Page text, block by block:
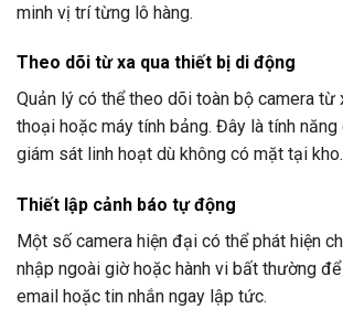
minh vị trí từng lô hàng.
Theo dõi từ xa qua thiết bị di động
Quản lý có thể theo dõi toàn bộ camera từ
thoại hoặc máy tính bảng. Đây là tính năng
giám sát linh hoạt dù không có mặt tại kho.
Thiết lập cảnh báo tự động
Một số camera hiện đại có thể phát hiện
nhập ngoài giờ hoặc hành vi bất thường
email hoặc tin nhắn ngay lập tức.